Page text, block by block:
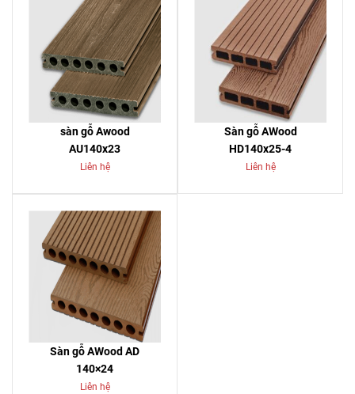
sàn gỗ Awood
AU140x23
Liên hệ
Sàn gỗ AWood
HD140x25-4
Liên hệ
Sàn gỗ AWood AD
140×24
Liên hệ